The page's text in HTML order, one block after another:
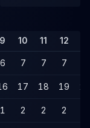
9 10 11 12
6 7 7 7
17 18 19 20
1 2 2 2